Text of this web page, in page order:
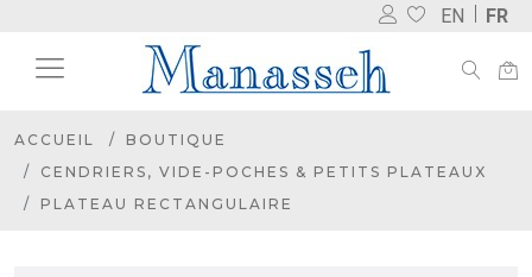
EN FR
ACCUEIL
BOUTIQUE
CENDRIERS, VIDE-POCHES & PETITS PLATEAUX
PLATEAU RECTANGULAIRE